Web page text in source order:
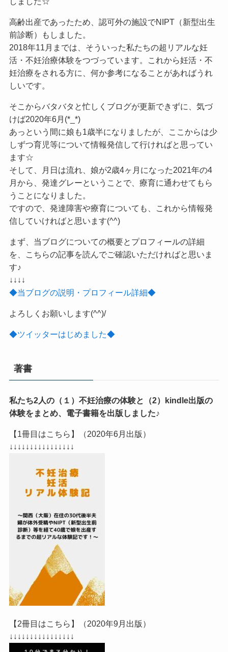
高齢出産であったため、認可外の施設でNIPT（新型出生
前診断）もしました。
2018年11月までは、そういった私たちの超リアルな妊
活・不妊治療体験をつづっています。これから妊活・不
妊治療をされる方に、何か参考になることがあればうれ
しいです。
そこからバタバタと忙しくブログが更新できずに、気づ
けば2020年6月(*_*)
あっという間に娘も1歳半になりましたが、ここからは少
しずつ育児等について情報発信して行ければと思ってい
ます☆
そして、月日は流れ、娘が2歳4ヶ月になった2021年の4
月から、発達グレーということで、療育に通わせてもら
うことになりました。
ですので、発達障害や療育についても、これから情報発
信していければと思います(^^)
まず、当ブログについての概要とプロフィールの詳細
を、こちらの記事を読んでご確認いただければと思いま
す♪
↓↓↓↓
◆当ブログの説明・プロフィール詳細◆
よろしくお願いします(^^)/
◆ツイッターはじめました◆
著書
私たち2人の（１）不妊治療の体験と（2）kindle出版の
体験をまとめ、電子書籍を出版しました♪
【1冊目はこちら】（2020年6月出版）
↓↓↓↓↓↓↓↓↓↓↓↓↓↓↓↓
【2冊目はこちら】（2020年9月出版）
↓↓↓↓↓↓↓↓↓↓↓↓↓↓↓↓